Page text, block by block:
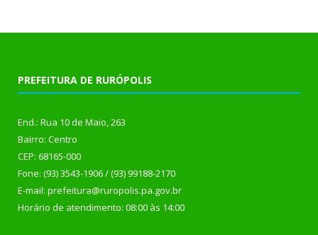
PREFEITURA DE RURÓPOLIS
End.: Rua 10 de Maio, 263
Bairro: Centro
CEP: 68165-000
Fone: (93) 3543-1906 / (93) 99188-2170
E-mail: prefeitura@ruropolis.pa.gov.br
Horário de atendimento: 08:00 às 14:00